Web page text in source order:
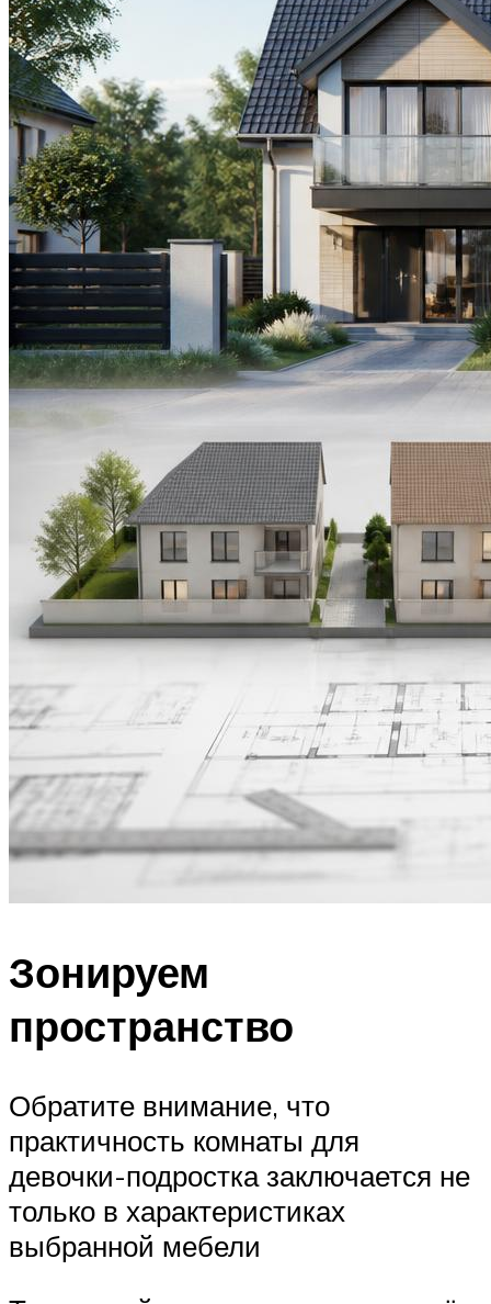
Зонируем
пространство
Обратите внимание, что
практичность комнаты для
девочки-подростка заключается не
только в характеристиках
выбранной мебели